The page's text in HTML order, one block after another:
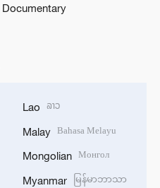
Documentary
Lao ລາວ
Malay Bahasa Melayu
Mongolian Монгол
Myanmar မြန်မာဘာသာ